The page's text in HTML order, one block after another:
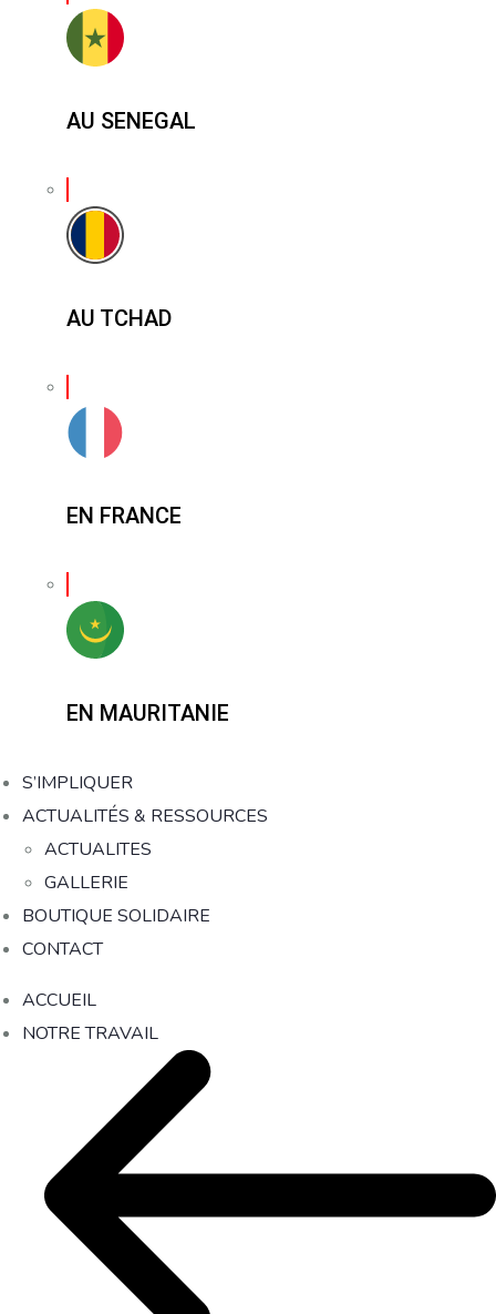
AU SENEGAL
AU TCHAD
EN FRANCE
EN MAURITANIE
S’IMPLIQUER
ACTUALITÉS & RESSOURCES
ACTUALITES
GALLERIE
BOUTIQUE SOLIDAIRE
CONTACT
ACCUEIL
NOTRE TRAVAIL